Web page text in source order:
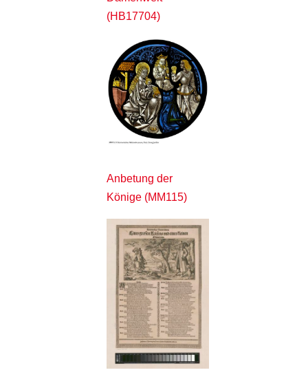
(HB17704)
Anbetung der
Könige (MM115)